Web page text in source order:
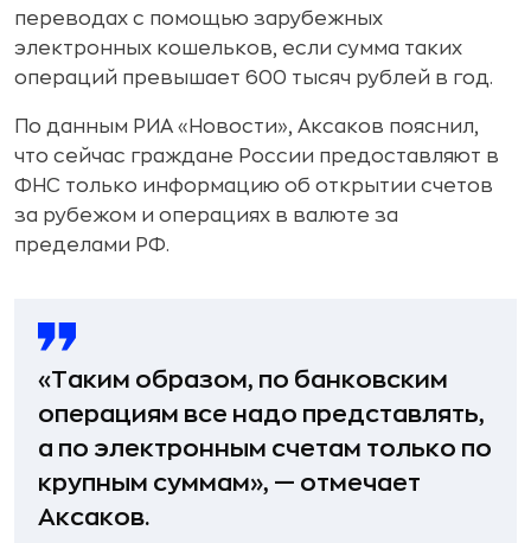
переводах с помощью зарубежных
электронных кошельков, если сумма таких
операций превышает 600 тысяч рублей в год.
По данным РИА «Новости», Аксаков пояснил,
что сейчас граждане России предоставляют в
ФНС только информацию об открытии счетов
за рубежом и операциях в валюте за
пределами РФ.
«Таким образом, по банковским
операциям все надо представлять,
а по электронным счетам только по
крупным суммам», — отмечает
Аксаков.